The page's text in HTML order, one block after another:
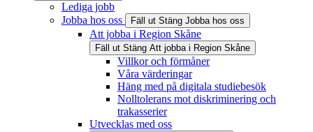
Lediga jobb
Jobba hos oss
Fäll ut Stäng Jobba hos oss
Att jobba i Region Skåne
Fäll ut Stäng Att jobba i Region Skåne
Villkor och förmåner
Våra värderingar
Häng med på digitala studiebesök
Nolltolerans mot diskriminering och
trakasserier
Utvecklas med oss